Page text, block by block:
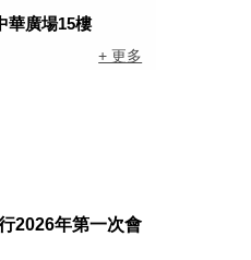
華廣場15樓
+ 更多
2026年第一次會